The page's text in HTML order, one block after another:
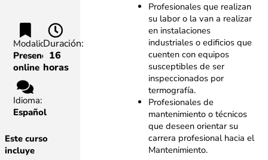
Modalidad:
Presencial,
online
Duración:
16
horas
Idioma:
Español
Este curso
incluye
Profesionales que realizan
su labor o la van a realizar
en instalaciones
industriales o edificios que
cuenten con equipos
susceptibles de ser
inspeccionados por
termografía.
Profesionales de
mantenimiento o técnicos
que deseen orientar su
carrera profesional hacia el
Mantenimiento.